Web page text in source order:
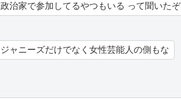
政治家で参加してるやつもいる って聞いたぞ
ジャニーズだけでなく女性芸能人の側もな